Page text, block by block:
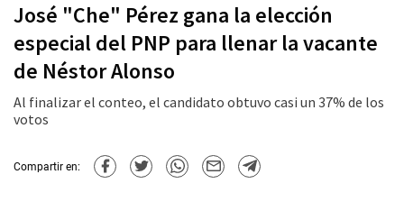
José "Che" Pérez gana la elección
especial del PNP para llenar la vacante
de Néstor Alonso
Al finalizar el conteo, el candidato obtuvo casi un 37% de los
votos
Compartir en: